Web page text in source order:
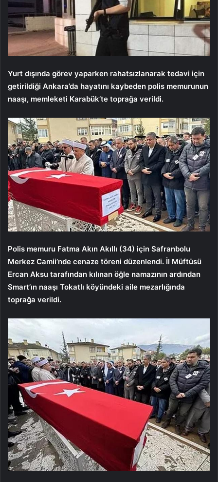
Yurt dışında görev yaparken rahatsızlanarak tedavi için
getirildiği Ankara’da hayatını kaybeden polis memurunun
naaşı, memleketi Karabük’te toprağa verildi.
Polis memuru Fatma Akın Akıllı (34) için Safranbolu
Merkez Camii’nde cenaze töreni düzenlendi. İl Müftüsü
Ercan Aksu tarafından kılınan öğle namazının ardından
Smart’ın naaşı Tokatlı köyündeki aile mezarlığında
toprağa verildi.